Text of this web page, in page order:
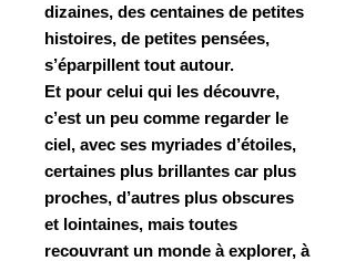
dizaines, des centaines de petites
histoires, de petites pensées,
s’éparpillent tout autour.
Et pour celui qui les découvre,
c’est un peu comme regarder le
ciel, avec ses myriades d’étoiles,
certaines plus brillantes car plus
proches, d’autres plus obscures
et lointaines, mais toutes
recouvrant un monde à explorer, à